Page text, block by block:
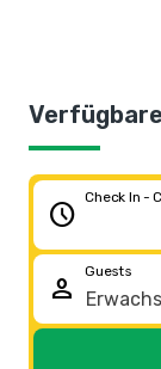
schedule
Check In -
person
Guests